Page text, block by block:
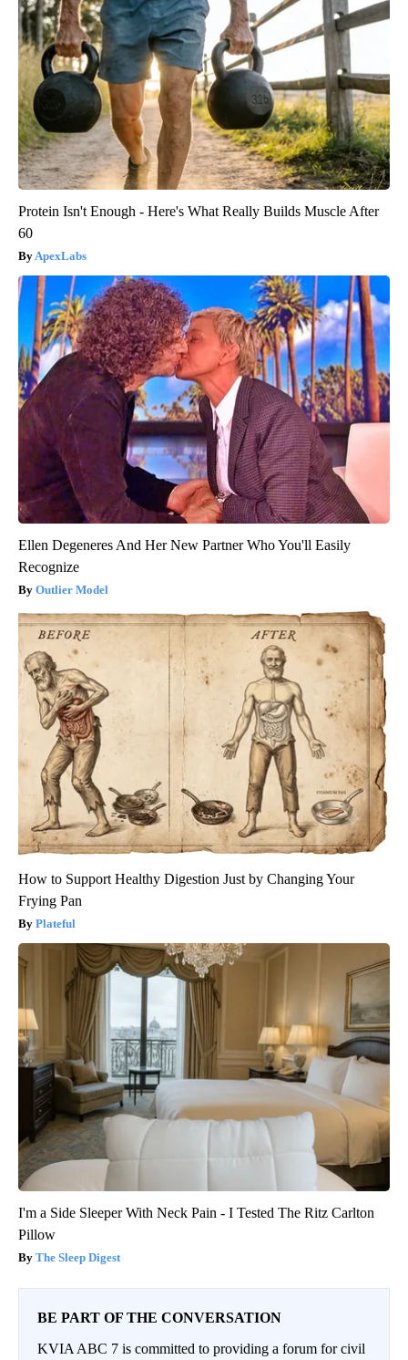
Protein Isn't Enough - Here's What Really Builds Muscle After
60
ApexLabs
Ellen Degeneres And Her New Partner Who You'll Easily
Recognize
Outlier Model
How to Support Healthy Digestion Just by Changing Your
Frying Pan
Plateful
I'm a Side Sleeper With Neck Pain - I Tested The Ritz Carlton
Pillow
The Sleep Digest
BE PART OF THE CONVERSATION
KVIA ABC 7 is committed to providing a forum for civil